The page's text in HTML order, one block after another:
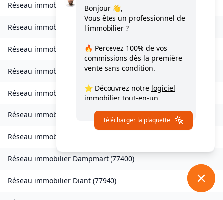
Réseau immobilierCombs-la-Ville(
Réseau immobilier Compans(77290)
Réseau immobilier Condé-Sainte-Libiaire (77450
Réseau immobilier Coupvray (77700)
Réseau immobilier Courchamp(77560)
Réseau immobilier Crouy-sur-Ourcq
Réseau immobilier
Réseau immobilier Dampmart (77400)
Réseau immobilier Diant (77940)
Bonjour 👋,
Vous êtes un professionnel de
l'immobilier ?
🔥 Percevez 100% de vos
commissions dès la première
vente sans condition.
⭐ Découvrez notre logiciel
immobilier tout-en-un.
Télécharger la plaquette